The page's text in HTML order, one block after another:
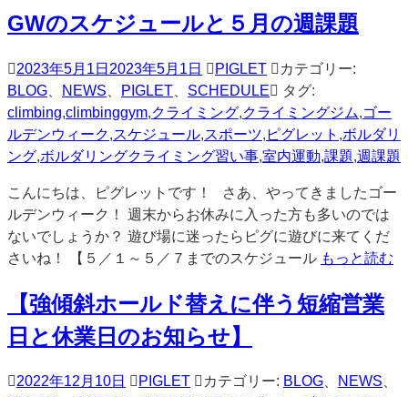
GWのスケジュールと５月の週課題
2023年5月1日 2023年5月1日 PIGLET
カテゴリー:
BLOG
NEWS PIGLET SCHEDULE
タグ:
climbing,climbinggym,クライミング,クライミングジム,ゴー
ルデンウィーク,スケジュール,スポーツ, ピグレット ,ボルダリ
ング,ボルダリングクライミング習い事,室内運動,課題,週課題
こんにちは、ピグレットです！ さあ、やってきましたゴー
ルデンウィーク！ 週末からお休みに入った方も多いのでは
ないでしょうか？ 遊び場に迷ったらピグに遊びに来てくだ
さいね！ 【５／１～５／７までのスケジュール もっと読む
【強傾斜ホールド替えに伴う短縮営業
日と休業日のお知らせ】
2022年12月10日 PIGLET カテゴリー: BLOG、 NEWS、